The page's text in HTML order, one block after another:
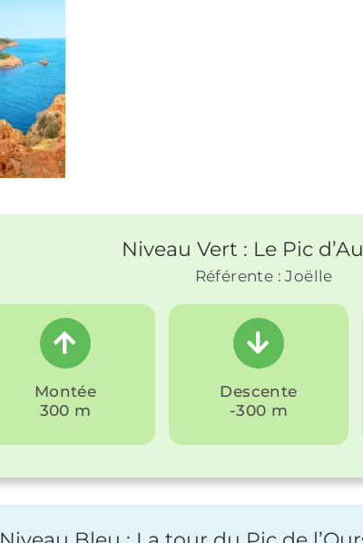
Niveau Vert : Le Pic
Référente : Joëlle
Montée
300 m
Descente
-300 m